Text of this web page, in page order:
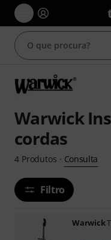
Warwick
cordas
4 Produtos · Consulta
Filtro
Warwick